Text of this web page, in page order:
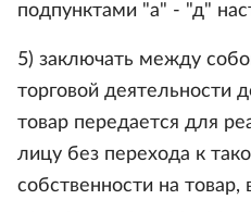
подпунктами "а" - "д"
5) заключать между
торговой деятельности
товар передается для
лицу без перехода к
собственности на товар,